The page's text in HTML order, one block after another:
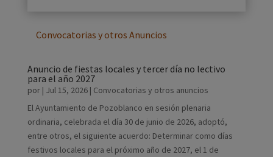
Convocatorias y otros Anuncios
Anuncio de fiestas locales y tercer día no lectivo
para el año 2027
por | Jul 15, 2026| Convocatorias y otros anuncios
El Ayuntamiento de Pozoblanco en sesión plenaria
ordinaria, celebrada el día 30 de junio de 2026, adoptó,
entre otros, el siguiente acuerdo: Determinar como días
festivos locales para el próximo año de 2027, el 1 de